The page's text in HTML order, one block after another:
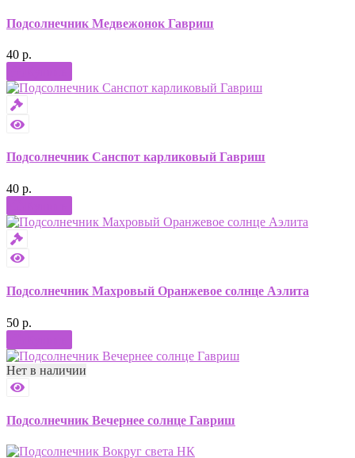
Подсолнечник Медвежонок Гавриш
40 р.
Подсолнечник Санспот карликовый Гавриш
40 р.
Подсолнечник Махровый Оранжевое солнце Аэлита
50 р.
Нет в наличии
Подсолнечник Вечернее солнце Гавриш